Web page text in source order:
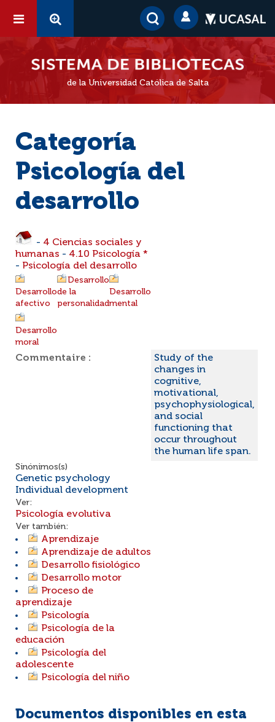
de la Universidad Católica de Salta
Categoría
Psicología del
desarrollo
- 4 Ciencias sociales y
humanas - 4.10 Psicología *
- Psicología del desarrollo
Desarrollo
afectivo
Desarrollo
de la
personalidad
Desarrollo
mental
Desarrollo
moral
Commentaire :
Study of the
changes in
cognitive,
motivational,
psychophysiological,
and social
functioning that
occur throughout
the human life span.
Sinónimos(s)
Genetic psychology
Individual development
Ver:
Psicología evolutiva
Ver también:
Aprendizaje
Aprendizaje de adultos
Desarrollo fisiológico
Desarrollo motor
Proceso de
aprendizaje
Psicología
Psicología de la
educación
Psicología del
adolescente
Psicología del niño
Documentos disponibles en esta